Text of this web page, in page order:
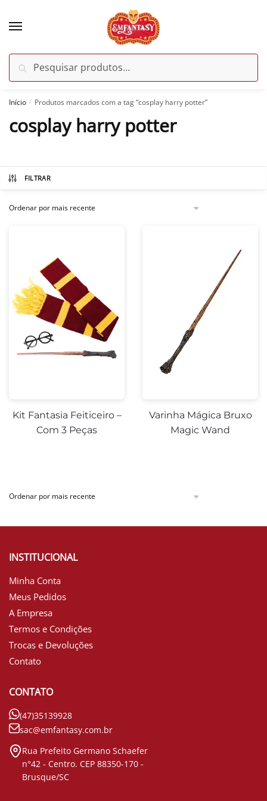
por:
Pesquisar
Início / Produtos marcados com a tag “cosplay harry potter”
cosplay harry potter
FILTRAR
Kit Fantasia Feiticeiro –
Com 3 Peças
Varinha Mágica Bruxo
Magic Wand
INSTITUCIONAL
Minha Conta
Meus Pedidos
A Empresa
Termos e Condições
Trocas e Devoluções
Contato
CONTATO
(47)35139928
sac@emfantasy.com.br
Rua Prefeito Germano Schaefer
n°42 - Centro. CEP 88350-170 -
Brusque/SC